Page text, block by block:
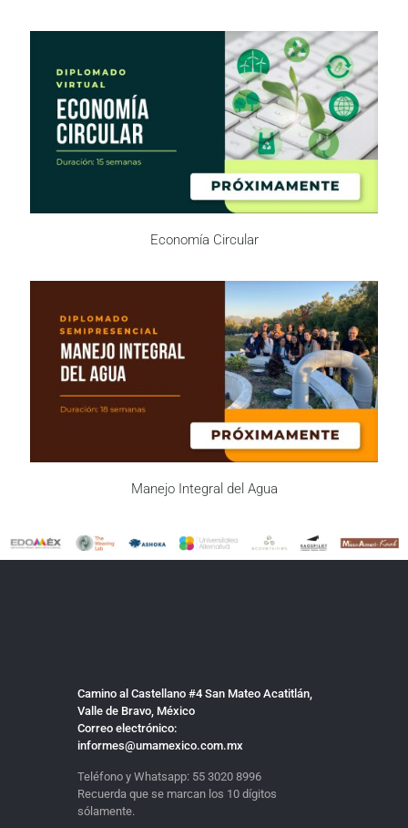
Economía Circular
Manejo Integral del Agua
Camino al Castellano #4 San Mateo Acatitlán,
Valle de Bravo, México
Correo electrónico:
informes@umamexico.com.mx
Teléfono y Whatsapp: 55 3020 8996
Recuerda que se marcan los 10 dígitos
sólamente.